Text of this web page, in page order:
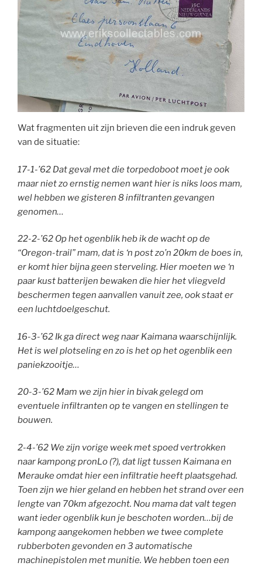
Wat fragmenten uit zijn brieven die een indruk geven
van de situatie:
17-1-’62 Dat geval met die torpedoboot moet je ook
maar niet zo ernstig nemen want hier is niks loos mam,
wel hebben we gisteren 8 infiltranten gevangen
genomen…
22-2-’62 Op het ogenblik heb ik de wacht op de
“Oregon-trail” mam, dat is ‘n post zo’n 20km de boes in,
er komt hier bijna geen sterveling. Hier moeten we ‘n
paar kust batterijen bewaken die hier het vliegveld
beschermen tegen aanvallen vanuit zee, ook staat er
een luchtdoelgeschut.
16-3-’62 Ik ga direct weg naar Kaimana waarschijnlijk.
Het is wel plotseling en zo is het op het ogenblik een
paniekzooitje…
20-3-’62 Mam we zijn hier in bivak gelegd om
eventuele infiltranten op te vangen en stellingen te
bouwen.
2-4-’62 We zijn vorige week met spoed vertrokken
naar kampong pronLo (?), dat ligt tussen Kaimana en
Merauke omdat hier een infiltratie heeft plaatsgehad.
Toen zijn we hier geland en hebben het strand over een
lengte van 70km afgezocht. Nou mama dat valt tegen
want ieder ogenblik kun je beschoten worden…bij de
kampong aangekomen hebben we twee complete
rubberboten gevonden en 3 automatische
machinepistolen met munitie. We hebben toen een